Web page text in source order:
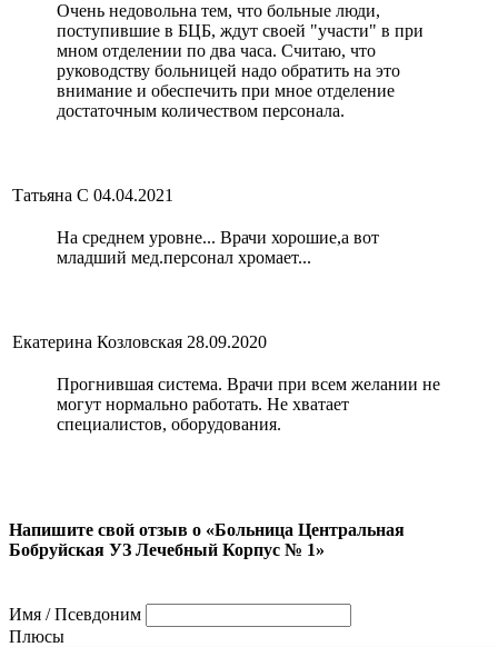
Очень недовольна тем, что больные люди,
поступившие в БЦБ, ждут своей "участи" в при
мном отделении по два часа. Считаю, что
руководству больницей надо обратить на это
внимание и обеспечить при мное отделение
достаточным количеством персонала.
Татьяна С 04.04.2021
На среднем уровне... Врачи хорошие,а вот
младший мед.персонал хромает...
Екатерина Козловская 28.09.2020
Прогнившая система. Врачи при всем желании не
могут нормально работать. Не хватает
специалистов, оборудования.
Напишите свой отзыв о «Больница Центральная
Бобруйская УЗ Лечебный Корпус № 1»
Имя / Псевдоним
Плюсы